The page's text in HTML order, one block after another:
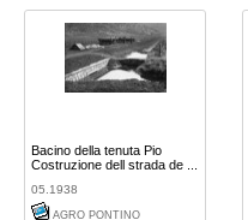
Bacino della tenuta Pio
Costruzione dell strada de ...
05.1938
AGRO PONTINO